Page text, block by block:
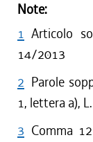
Note:
1 Articolo
14/2013
2 Parole
1, lettera a),
3 Comma